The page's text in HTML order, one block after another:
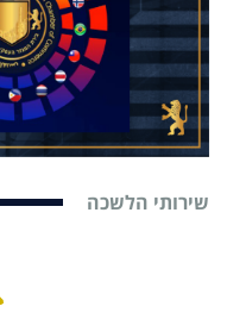
שירותי הלשכה